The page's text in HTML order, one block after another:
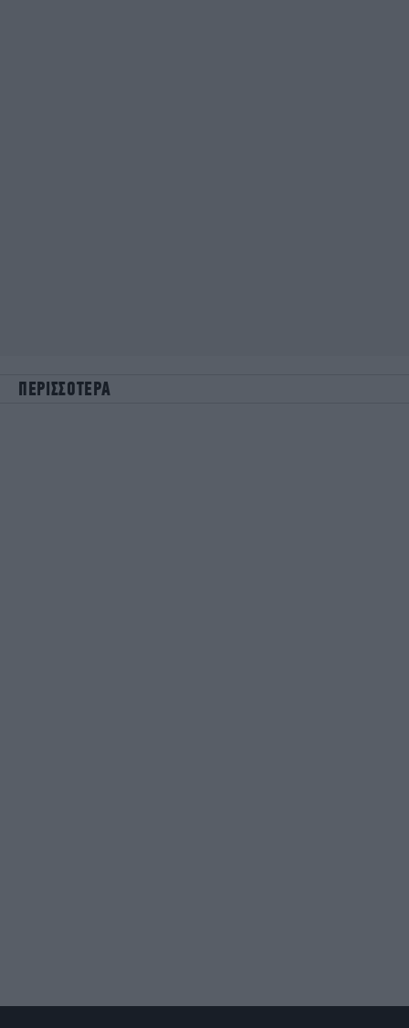
ΠΕΡΙΣΣΟΤΕΡΑ